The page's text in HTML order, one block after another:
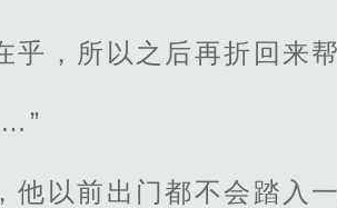
乎，所以之后再折回来
他以前出门都不会踏入一